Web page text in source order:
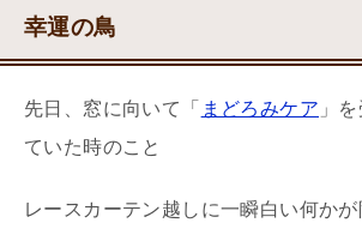
幸運の鳥
先日、窓に向いて「 まどろみケア 」
ていた時のこと
レースカーテン越しに一瞬白い何か